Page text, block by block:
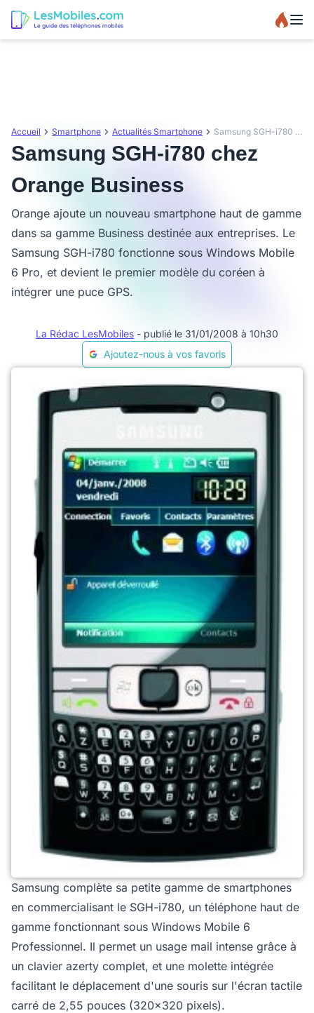
Accueil Smartphone Actualités Smartphone Samsung SGH-i780 chez Orange Business
Samsung SGH-i780 chez
Orange Business
Orange ajoute un nouveau smartphone haut de gamme
dans sa gamme Business destinée aux entreprises. Le
Samsung SGH-i780 fonctionne sous Windows Mobile
6 Pro, et devient le premier modèle du coréen à
intégrer une puce GPS.
La Rédac LesMobiles - publié le 31/01/2008 à 10h30
Ajoutez-nous à vos favoris
Samsung complète sa petite gamme de smartphones
en commercialisant le SGH-i780, un téléphone haut de
gamme fonctionnant sous Windows Mobile 6
Professionnel. Il permet un usage mail intense grâce à
un clavier azerty complet, et une molette intégrée
facilitant le déplacement d'une souris sur l'écran tactile
carré de 2,55 pouces (320x320 pixels).